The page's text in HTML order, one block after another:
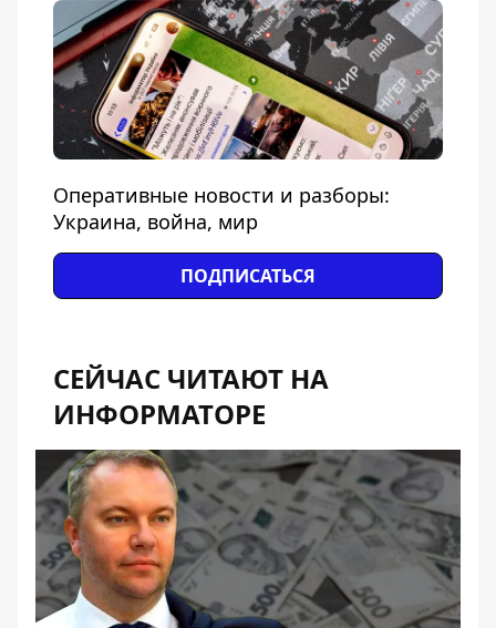
Оперативные новости и разборы:
Украина, война, мир
ПОДПИСАТЬСЯ
СЕЙЧАС ЧИТАЮТ НА
ИНФОРМАТОРЕ